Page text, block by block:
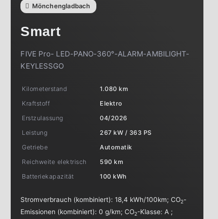
Mönchengladbach
Smart
FIVE Pro- LED-PANO-360°-ALARM-AMBILIGHT-
KEYLESSGO
Kilometerstand
1.080 km
Kraftstoff
Elektro
Erstzulassung
04/2026
Leistung
267 kW / 363 PS
Getriebe
Automatik
Reichweite elektrisch
590 km
Batteriekapazität
100 kWh
Stromverbrauch (kombiniert):18,4 kWh/100km;CO2-
Emissionen (kombiniert):0 g/km;CO2-Klasse:A ;